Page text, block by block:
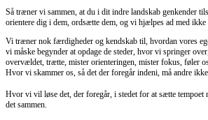
Så træner vi sammen, at du i dit indre landskab genkender
orientere dig i dem, ordsætte dem, og vi hjælpes ad med ikke
Vi træner nok færdigheder og kendskab til, hvordan vores
vi måske begynder at opdage de steder, hvor vi springer
overvældet, trætte, mister orienteringen, mister fokus, føler
Hvor vi skammer os, så det der foregår indeni, må andre
Hvor vi vil løse det, der foregår, i stedet for at sætte tempoet
det sammen.